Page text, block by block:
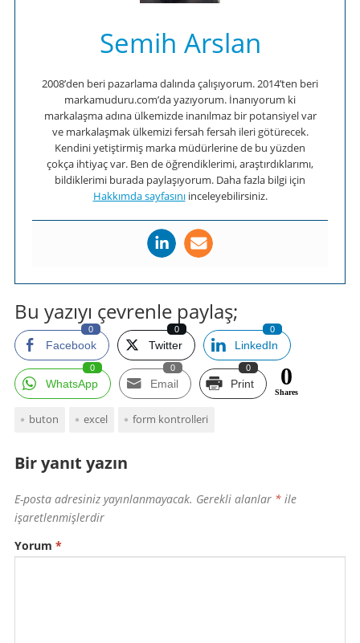
Semih Arslan
2008’den beri pazarlama dalında çalışıyorum. 2014’ten beri
markamuduru.com’da yazıyorum. İnanıyorum ki
markalaşma adına ülkemizde inanılmaz bir potansiyel var
ve markalaşmak ülkemizi fersah fersah ileri götürecek.
Kendini yetiştirmiş marka müdürlerine de bu yüzden
çokça ihtiyaç var. Ben de öğrendiklerimi, araştırdıklarımı,
bildiklerimi burada paylaşıyorum. Daha fazla bilgi için
Hakkımda sayfasınıinceleyebilirsiniz.
Bu yazıyı çevrenle paylaş;
Facebook
0
Twitter
0
LinkedIn
0
WhatsApp
0
Email
0
Print
0 0
Shares
buton excel form kontrolleri
Bir yanıt yazın
E-posta adresiniz yayınlanmayacak. Gerekli alanlar *ile
işaretlenmişlerdir
Yorum *